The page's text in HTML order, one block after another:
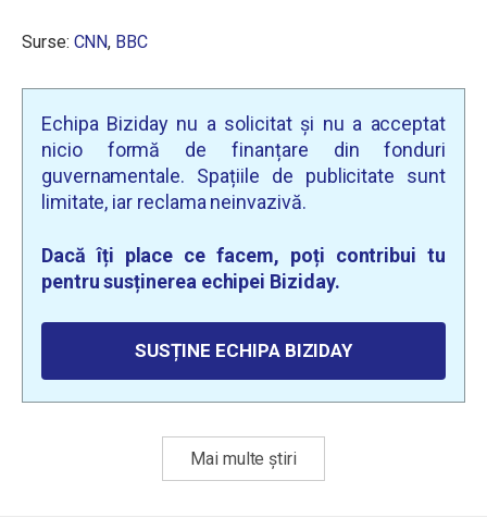
Surse: CNN, BBC
Echipa Biziday nu a solicitat și nu a acceptat
nicio formă de finanțare din fonduri
guvernamentale. Spațiile de publicitate sunt
limitate, iar reclama neinvazivă.
Dacă îți place ce facem, poți contribui tu
pentru susținerea echipei Biziday.
SUSȚINE ECHIPA BIZIDAY
Mai multe știri